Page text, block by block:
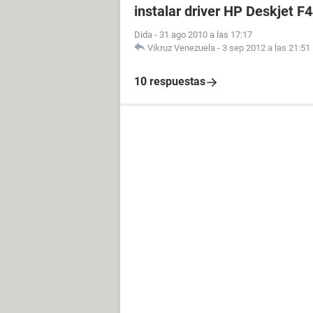
instalar driver HP Deskjet
Dida - 31 ago 2010 a las 17:17
Vikruz Venezuela - 3 sep 2012 a las 21:51
10 respuestas